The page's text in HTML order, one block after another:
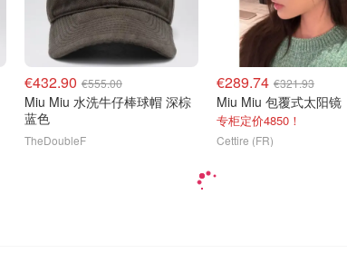
€432.90 €555.00
Miu Miu 水洗牛仔棒球帽 深棕
蓝色
TheDoubleF
€289.74 €321.93
Miu Miu 包覆式太阳镜
专柜定价4850！
Cettire (FR)